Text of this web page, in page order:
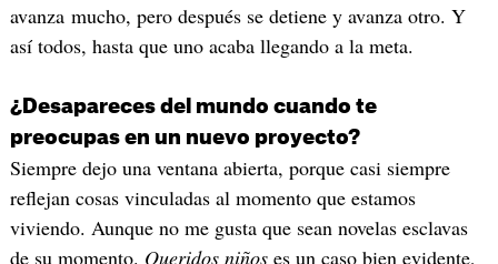
avanza mucho, pero después se detiene y avanza otro. Y
así todos, hasta que uno acaba llegando a la meta.
¿Desapareces del mundo cuando te
preocupas en un nuevo proyecto?
Siempre dejo una ventana abierta, porque casi siempre
reflejan cosas vinculadas al momento que estamos
viviendo. Aunque no me gusta que sean novelas esclavas
de su momento. Queridos niñoses un caso bien evidente,